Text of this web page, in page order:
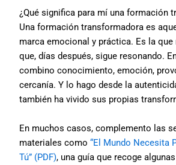
¿Qué significa para mí una formación
Una formación transformadora es
marca emocional y práctica. Es la
que, días después, sigue resonando.
combino conocimiento, emoción,
cercanía. Y lo hago desde la
también ha vivido sus propias
En muchos casos, complemento las
materiales como“El Mundo Necesita
Tú” (PDF), una guía que recoge